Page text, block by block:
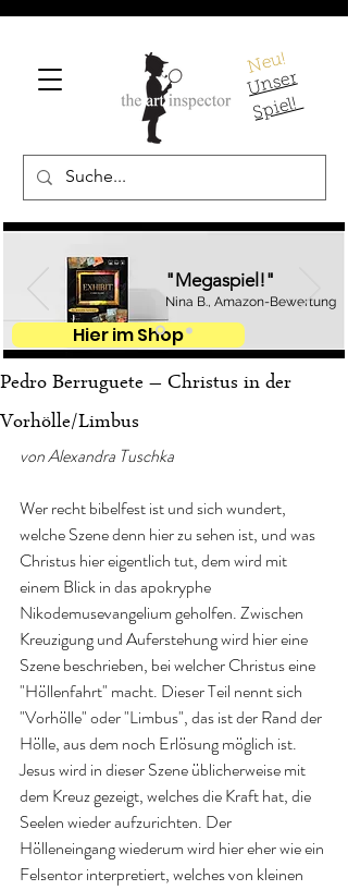
Neu!
U
ns
er
S
pi
el!
"Megaspiel!"
Nina B., Amazon-Bewertung
Hier im Shop
Pedro Berruguete – Christus in der
Vorhölle/Limbus
von Alexandra Tuschka
Wer recht bibelfest ist und sich wundert,
welche Szene denn hier zu sehen ist, und was
Christus hier eigentlich tut, dem wird mit
einem Blick in das apokryphe
Nikodemusevangelium geholfen. Zwischen
Kreuzigung und Auferstehung wird hier eine
Szene beschrieben, bei welcher Christus eine
"Höllenfahrt" macht. Dieser Teil nennt sich
"Vorhölle" oder "Limbus", das ist der Rand der
Hölle, aus dem noch Erlösung möglich ist.
Jesus wird in dieser Szene üblicherweise mit
dem Kreuz gezeigt, welches die Kraft hat, die
Seelen wieder aufzurichten. Der
Hölleneingang wiederum wird hier eher wie ein
Felsentor interpretiert, welches von kleinen